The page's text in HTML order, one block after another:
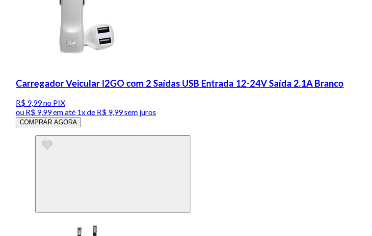
Carregador Veicular I2GO com 2 Saídas USB Entrada 12-24V Saída 2.1A Branco
R$ 9,99no PIX
ou R$ 9,99em até 1x de R$ 9,99sem juros
COMPRAR AGORA